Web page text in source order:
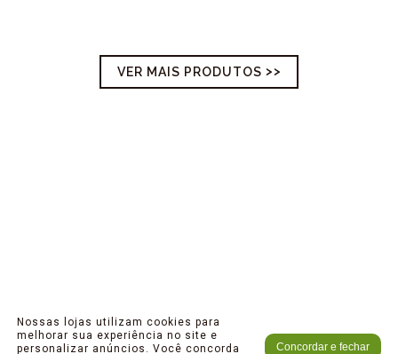
VER MAIS PRODUTOS
Nossas lojas utilizam cookies para
melhorar sua experiência no site e
personalizar anúncios. Você concorda
Concordar e fechar